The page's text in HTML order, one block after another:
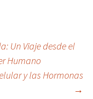
Un Viaje desde el
Humano
y las Hormonas
→